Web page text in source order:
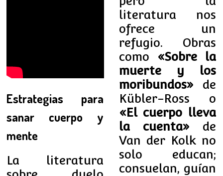
Estrategias para
sanar cuerpo y
mente
La literatura
literatura nos
ofrece un
refugio. Obras
como «Sobre la
muerte y los
moribundos» de
Kübler-Ross o
«El cuerpo lleva
la cuenta» de
Van der Kolk no
solo educan;
consuelan, guían